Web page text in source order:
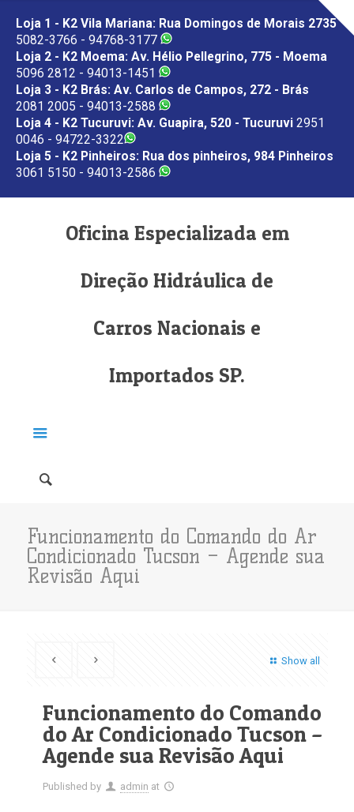
Loja 1 - K2 Vila Mariana: Rua Domingos de Morais 2735
5082-3766 - 94768-3177
Loja 2 - K2 Moema: Av. Hélio Pellegrino, 775 - Moema
5096 2812 - 94013-1451
Loja 3 - K2 Brás: Av. Carlos de Campos, 272 - Brás
2081 2005 - 94013-2588
Loja 4 - K2 Tucuruvi: Av. Guapira, 520 - Tucuruvi 2951
0046 - 94722-3322
Loja 5 - K2 Pinheiros: Rua dos pinheiros, 984 Pinheiros
3061 5150 - 94013-2586
Oficina Especializada em
Direção Hidráulica de
Carros Nacionais e
Importados SP.
Funcionamento do Comando do Ar
Condicionado Tucson – Agende sua
Revisão Aqui
Show all
Funcionamento do Comando
do Ar Condicionado Tucson –
Agende sua Revisão Aqui
Published by admin at